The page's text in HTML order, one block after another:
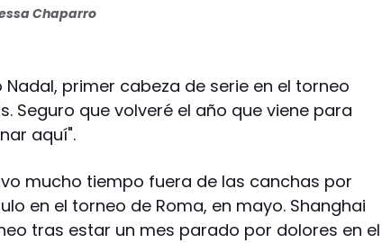
Chaparro
primer cabeza de serie en el torneo
Seguro que volveré el año que viene para
aquí".
mucho tiempo fuera de las canchas por
en el torneo de Roma, en mayo. Shanghai
tras estar un mes parado por dolores en el